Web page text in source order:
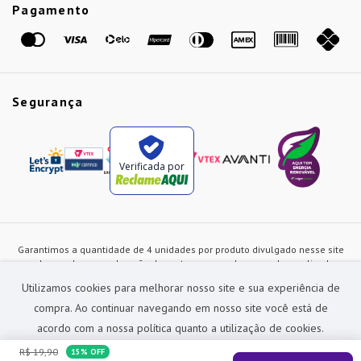
Utilizamos cookies para melhorar nosso site e sua experiência de
compra. Ao continuar navegando em nosso site você está de
acordo com a nossa política quanto a utilização de cookies.
R$ 19,90 15% OFF
Pagamento
Segurança
Verificada por
Garantimos a quantidade de 4 unidades por produto divulgado nesse site
ou de acordo com a duração dos estoques, sendo as vendas realizadas
alterados a qualquer instante sem prévia comunicação e são exclusivos
para a loja virtual, não restando nenhuma obrigação de prática similar nas
lojas físicas da rede Preçolandia. Todas as imagens dos produtos são
meramente ilustrativas.
Preçolandia Comercial Ltda CNPJ: 62.270.186/0011-28